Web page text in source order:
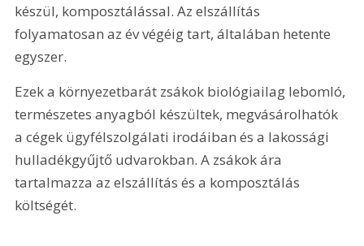
készül, komposztálással. Az elszállítás
folyamatosan az év végéig tart, általában hetente
egyszer.
Ezek a környezetbarát zsákok biológiailag lebomló,
természetes anyagból készültek, megvásárolhatók
a cégek ügyfélszolgálati irodáiban és a lakossági
hulladékgyűjtő udvarokban. A zsákok ára
tartalmazza az elszállítás és a komposztálás
költségét.